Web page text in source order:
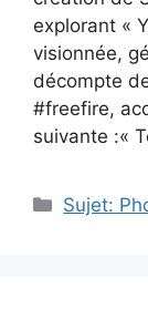
explorant «
visionnée,
décompte
#freefire,
suivante :«
Sujet: